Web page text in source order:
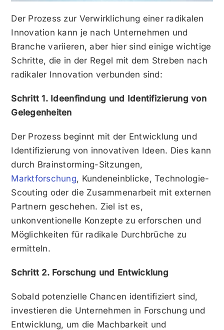
Der Prozess zur Verwirklichung einer radikalen
Innovation kann je nach Unternehmen und
Branche variieren, aber hier sind einige wichtige
Schritte, die in der Regel mit dem Streben nach
radikaler Innovation verbunden sind:
Schritt 1. Ideenfindung und Identifizierung von
Gelegenheiten
Der Prozess beginnt mit der Entwicklung und
Identifizierung von innovativen Ideen. Dies kann
durch Brainstorming-Sitzungen,
Marktforschung, Kundeneinblicke, Technologie-
Scouting oder die Zusammenarbeit mit externen
Partnern geschehen. Ziel ist es,
unkonventionelle Konzepte zu erforschen und
Möglichkeiten für radikale Durchbrüche zu
ermitteln.
Schritt 2. Forschung und Entwicklung
Sobald potenzielle Chancen identifiziert sind,
investieren die Unternehmen in Forschung und
Entwicklung, um die Machbarkeit und